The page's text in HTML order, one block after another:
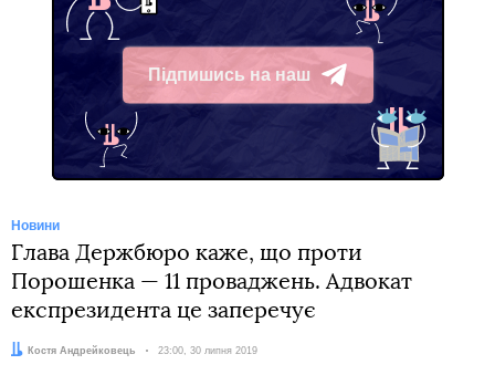
Підпишись на наш
Telegram
Новини
Глава Держбюро каже, що проти
Порошенка — 11 проваджень. Адвокат
експрезидента це заперечує
Автор:Костя Андрейковець Дата:
23:00, 30 липня 2019